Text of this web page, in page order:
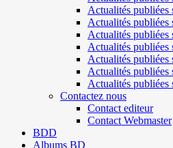
Actualités publiées
Actualités publiées
Actualités publiées
Actualités publiées
Actualités publiées
Actualités publiées
Actualités publiées
Contactez nous
Contact editeur
Contact Webmaster
BDD
Albums BD